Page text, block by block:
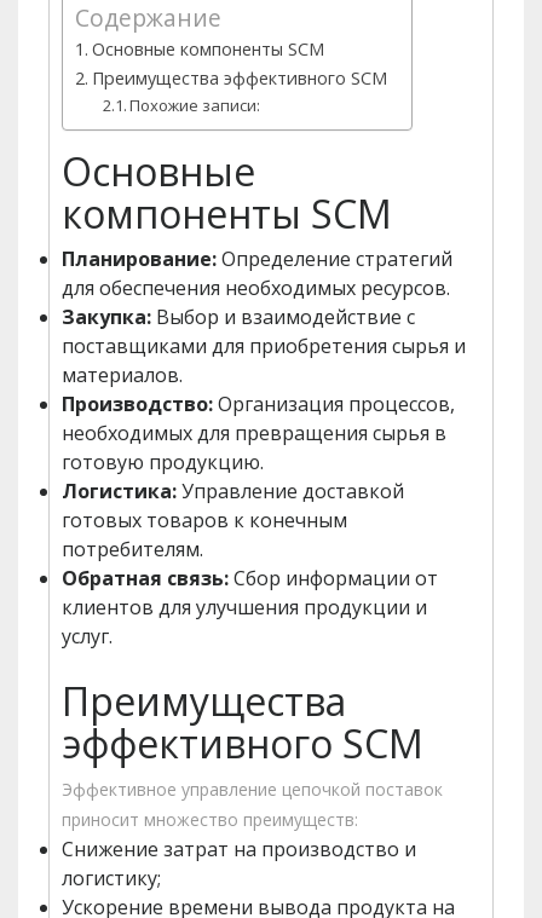
Содержание
Основные компоненты SCM
Преимущества эффективного SCM
Похожие записи:
Основные
компоненты SCM
Планирование:Определение стратегий
для обеспечения необходимых ресурсов.
Закупка: Выбор и взаимодействие с
поставщиками для приобретения сырья и
материалов.
Производство:Организация процессов,
необходимых для превращения сырья в
готовую продукцию.
Логистика:Управление доставкой
готовых товаров к конечным
потребителям.
Обратная связь:Сбор информации от
клиентов для улучшения продукции и
услуг.
Преимущества
эффективного SCM
Эффективное управление цепочкой поставок
приносит множество преимуществ:
Снижение затрат на производство и
логистику;
Ускорение времени вывода продукта на